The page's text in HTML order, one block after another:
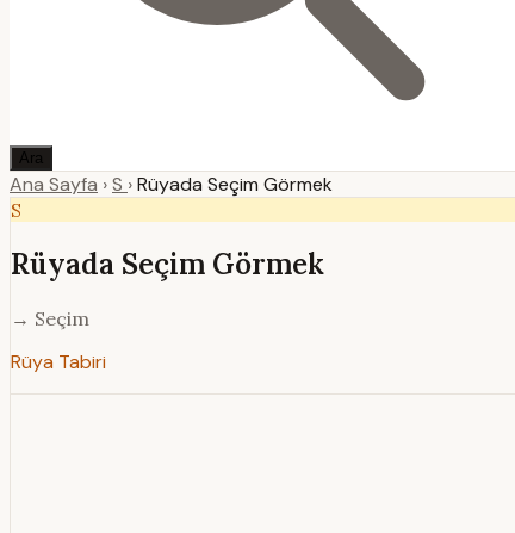
Ara
Ana Sayfa ›S ›Rüyada Seçim Görmek
S
Rüyada Seçim Görmek
→ Seçim
Rüya Tabiri